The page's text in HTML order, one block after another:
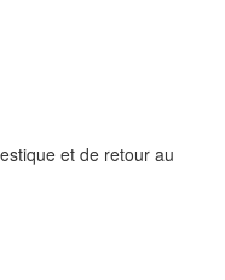
et de retour au